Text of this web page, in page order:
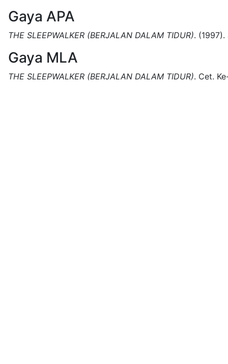
Gaya APA
THE SLEEPWALKER (BERJALAN DALAM TIDUR). (1997).
Gaya MLA
THE SLEEPWALKER (BERJALAN DALAM TIDUR). Cet.